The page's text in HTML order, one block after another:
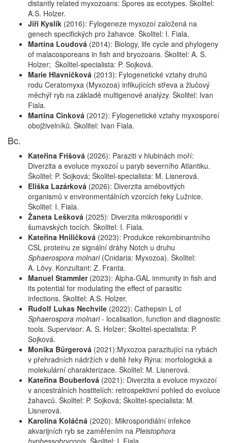
distantly related myxozoans: Spores as ecotypes. Školitel:
A.S. Holzer.
Jiří Kyslík (2016): Fylogeneze myxozoí založená na
genech specifických pro žahavce. Školitel: I. Fiala.
Martina Loudová (2014): Biology, life cycle and phylogeny
of malacosporeans in fish and bryozoans. Školitel: A. S.
Holzer; Školitel-specialista: P. Sojková.
Marie Hlavničková (2013): Fylogenetické vztahy druhů
rodu Ceratomyxa (Myxozoa) infikujících střeva a žlučový
měchýř ryb na základě multigenové analýzy. Školitel: Ivan
Fiala.
Martina Cinková (2012): Fylogenetické vztahy myxosporeí
obojživelníků. Školitel: Ivan Fiala.
Bc.
Kateřina Frišová (2026): Paraziti v hlubinách moří:
Diverzita a evoluce myxozoí u paryb severního Atlantiku.
Školitel: P. Sojková; Školitel-specialista: M. Lisnerová.
Eliška Lazárková (2026): Diverzita amébovitých
organismů v environmentálních vzorcích řeky Lužnice.
Školitel: I. Fiala.
Žaneta Lešková (2025): Diverzita mikrosporidií v
šumavských tocích. Školitel: I. Fiala.
Kateřina Hniličková (2023): Produkce rekombinantního
CSL proteinu ze signální dráhy Notch u druhu
Sphaerospora molnari(Cnidaria: Myxozoa). Školitel:
A. Lövy. Konzultant: Z. Franta.
Manuel Stammler(2023): Alpha-GAL immunity in fish and
its potential for modulating the effect of parasitic
infections. Školitel: A.S. Holzer.
Rudolf Lukas Nechvile (2022): Cathepsin L of
Sphaerospora molnari- localisation, function and diagnostic
tools. Supervisor: A. S. Holzer; Školitel-specialista: P.
Sojková.
Monika Bürgerová (2021):Myxozoa parazitující na rybách
v přehradních nádržích v deltě řeky Rýna: morfologická a
molekulární charakterizace. Školitel: M. Lisnerová.
Kateřina Bouberlová (2021): Diverzita a evoluce myxozoí
v ancestrálních hostitelích: retrospektivní pohled do evoluce
žahavců. Školitel: P. Sojková; Školitel-specialista: M.
Lisnerová.
Karolína Koláčná (2020): Mikrosporidiální infekce
akvarijních ryb se zaměřením na Pleistophora